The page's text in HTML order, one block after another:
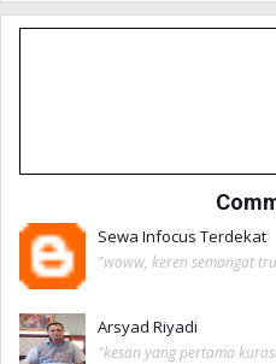
Sewa Infocus Terdekat
"woww, keren semangat
Arsyad Riyadi
"kesan yang pertama